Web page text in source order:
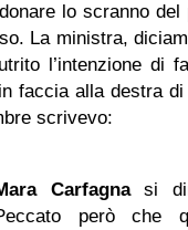
lo scranno
La ministra,
l’intenzione di
faccia alla destra
scrivevo:
Carfagnasi
però che